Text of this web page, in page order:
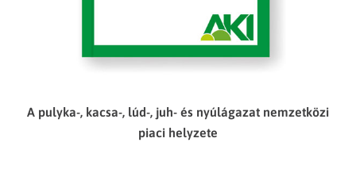
A pulyka-, kacsa-, lúd-, juh- és nyúlágazat nemzetközi
piaci helyzete